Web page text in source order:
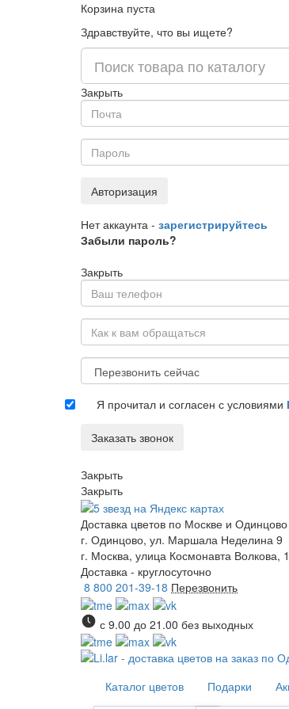
Корзина пуста
Здравствуйте, что вы ищете?
Закрыть
Авторизация
Нет аккаунта - зарегистрируйтесь
Забыли пароль?
Закрыть
Я прочитал и согласен с условиями
Заказать звонок
Закрыть
Закрыть
Доставка цветов по Москве и Одинцово
г. Одинцово, ул. Маршала Неделина 9
г. Москва, улица Космонавта Волкова,
Доставка - круглосуточно
8 800 201-39-18 Перезвонить
с 9.00 до 21.00 без выходных
Каталог цветов Подарки